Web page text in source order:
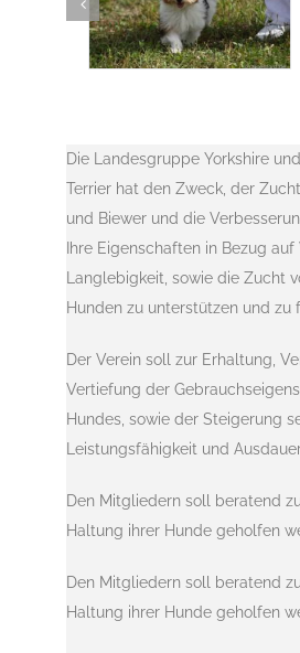
Die Landesgruppe Yorkshire
Terrier hat den Zweck, der
und Biewer und die
Ihre Eigenschaften in Bezug
Langlebigkeit, sowie die Zucht
Hunden zu unterstützen und zu
Der Verein soll zur Erhaltung,
Vertiefung der
Hundes, sowie der Steigerung
Leistungsfähigkeit und
Den Mitgliedern soll beratend
Haltung ihrer Hunde geholfen
Den Mitgliedern soll beratend
Haltung ihrer Hunde geholfen